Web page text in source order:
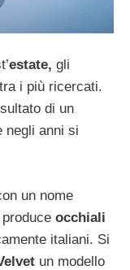
estate, gli
i più ricercati.
di un
negli anni si
un nome
occhiali
italiani. Si
un modello